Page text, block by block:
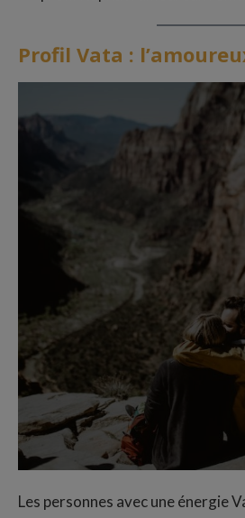
Profil Vata :
Les personnes avec une énergie